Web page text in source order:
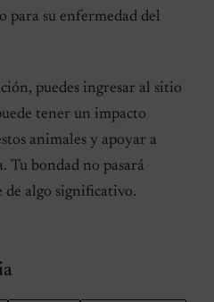
para su enfermedad del
puedes ingresar al sitio
tener un impacto
animales y apoyar a
Tu bondad no pasará
de algo significativo.